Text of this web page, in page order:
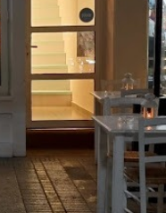
Μάσα
Πως να πάτε